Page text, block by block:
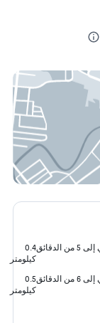
0.4
كيلومتر
0.5
كيلومتر